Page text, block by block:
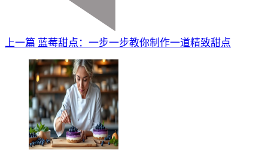
上一篇 蓝莓甜点：一步一步教你制作一道精致甜点